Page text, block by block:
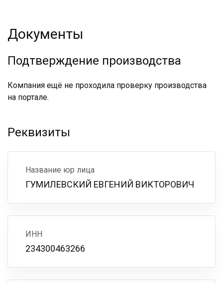
Документы
Подтверждение производства
Компания ещё не проходила проверку производства
на портале.
Реквизиты
Название юр лица
ГУМИЛЕВСКИЙ ЕВГЕНИЙ ВИКТОРОВИЧ
ИНН
234300463266